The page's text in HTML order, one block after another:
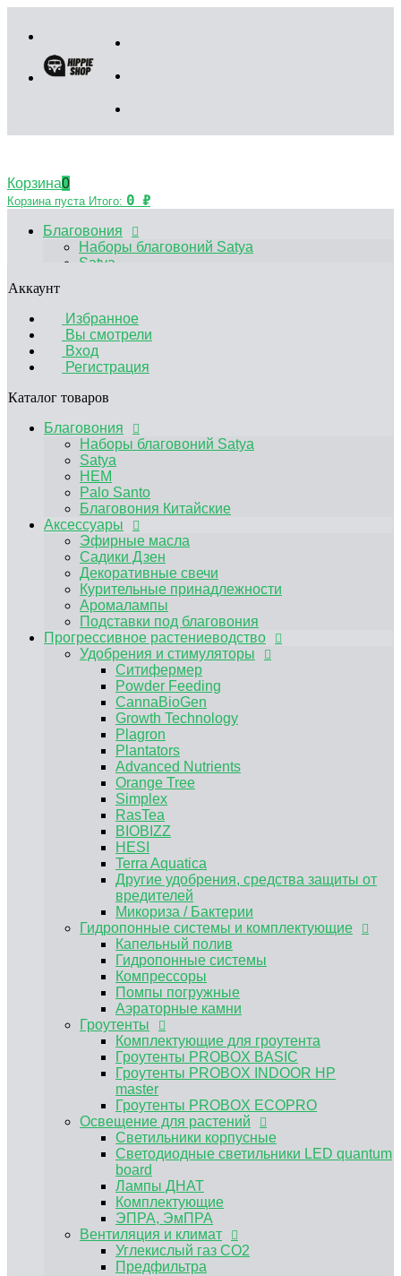
Корзина0
Корзина пуста Итого: 0 ₽
Благовония
Наборы благовоний Satya
Satya
Благовония Китайские
Аксессуары
Эфирные масла
Садики Дзен
Декоративные свечи
Курительные принадлежности
Аромалампы
Подставки под благовония
Прогрессивное растениеводство
Удобрения и стимуляторы
Powder Feeding
CannaBioGen
Growth Technology
Plagron
Plantators
Advanced Nutrients
Orange Tree
Simplex
RasTea
BIOBIZZ
HESI
Terra Aquatica
Другие удобрения, средства защиты от
вредителей
Микориза / Бактерии
Гидропонные системы и комплектующие
Капельный полив
Гидропонные системы
Компрессоры
Помпы погружные
Аэраторные камни
Гроутенты
Комплектующие для гроутента
Гроутенты PROBOX BASIC
Гроутенты PROBOX INDOOR HP master
Гроутенты PROBOX ECOPRO
Освещение для растений
Светильники корпусные
Светодиодные светильники LED quantum
board
Лампы ДНАТ
Комплектующие
ЭПРА, ЭмПРА
Вентиляция и климат
Углекислый газ CO2
Предфильтра
Воздуховоды и комплектующие для
вентиляции
Канальные вентиляторы
Угольные фильтры для гроубоксов
MAGICFILTER
Клевер
Вентиляторы для обдува растений
Нейтрализатор запаха
Субстраты и горшки для растений
Пеностекольный субстрат GrowPlant
Горшки и поддоны для растений
Аграрный перлит
Текстильные контейнеры Bagpot
Аккаунт
Избранное
Вы смотрели
Вход
Регистрация
Каталог товаров
Благовония
Наборы благовоний Satya
Satya
HEM
Palo Santo
Благовония Китайские
Аксессуары
Эфирные масла
Садики Дзен
Декоративные свечи
Курительные принадлежности
Аромалампы
Подставки под благовония
Прогрессивное растениеводство
Удобрения и стимуляторы
Ситифермер
Powder Feeding
CannaBioGen
Growth Technology
Plagron
Plantators
Advanced Nutrients
Orange Tree
Simplex
RasTea
BIOBIZZ
HESI
Terra Aquatica
Другие удобрения, средства защиты от
вредителей
Микориза / Бактерии
Гидропонные системы и комплектующие
Капельный полив
Гидропонные системы
Компрессоры
Помпы погружные
Аэраторные камни
Гроутенты
Комплектующие для гроутента
Гроутенты PROBOX BASIC
Гроутенты PROBOX INDOOR HP
master
Гроутенты PROBOX ECOPRO
Освещение для растений
Светильники корпусные
Светодиодные светильники LED quantum
board
Лампы ДНАТ
Комплектующие
ЭПРА, ЭмПРА
Вентиляция и климат
Углекислый газ CO2
Предфильтра